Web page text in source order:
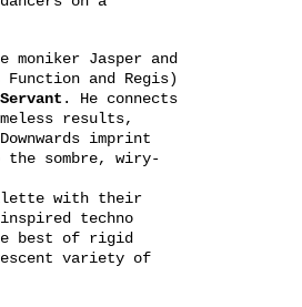
moniker Jasper and
and Regis)
Servant . He connects
results,
imprint
the sombre, wiry-
with their
techno
best of rigid
variety of